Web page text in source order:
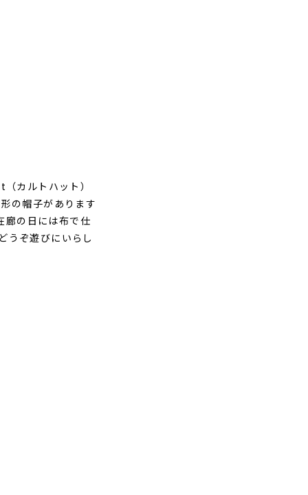
カルトハット）
の帽子があります
廊の日には布で仕
うぞ遊びにいらし